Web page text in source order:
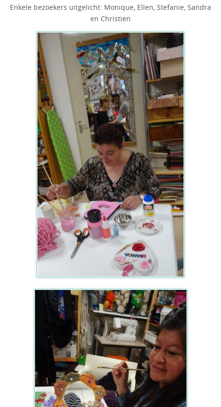
Enkele bezoekers uitgelicht: Monique, Ellen, Stefanie, Sandra
en Christien